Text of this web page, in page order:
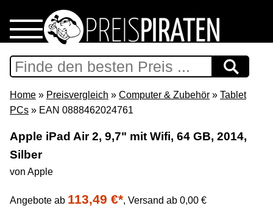
Home
Download
Support & Newsletter
Presse
Home » Preisvergleich » Computer & Zubehör » Tablet
PCs » EAN 0888462024761
Apple iPad Air 2, 9,7" mit Wifi, 64 GB, 2014,
Silber
von Apple
Angebote ab 113,49 €*, Versand ab 0,00 €